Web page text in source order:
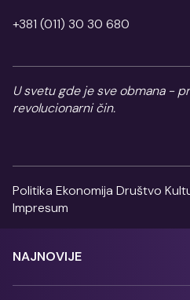
+381 (011) 30 30 680
U svetu gde je sve obmana -
revolucionarni čin.
Politika Ekonomija Društvo
Impresum
NAJNOVIJE